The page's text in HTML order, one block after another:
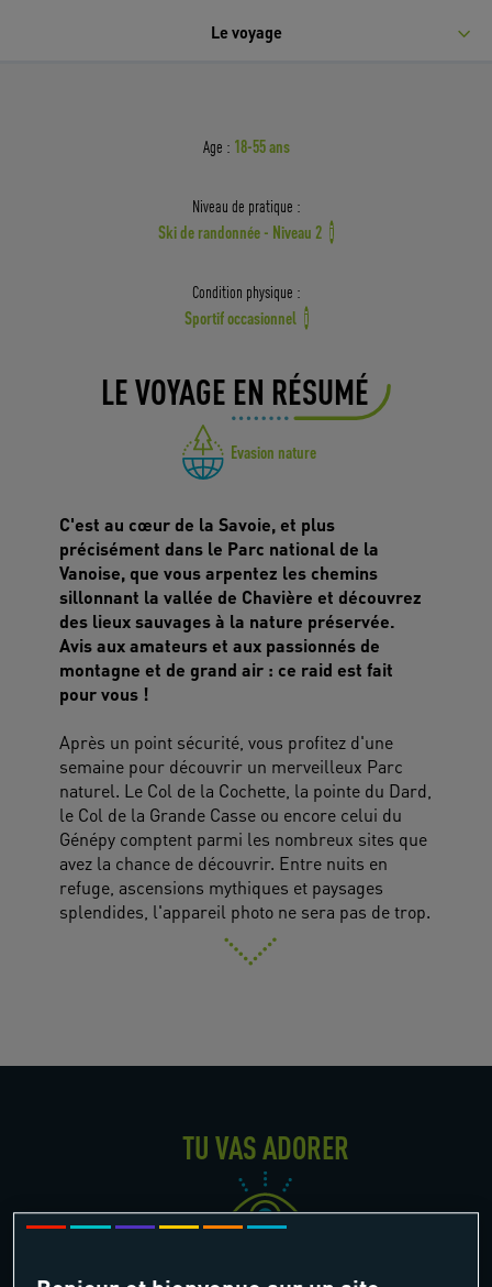
Le voyage
Age : 18-55 ans
Niveau de pratique :
Ski de randonnée - Niveau 2 i
Condition physique :
Sportif occasionnel i
LE VOYAGE EN RÉSUMÉ
Evasion nature
C'est au cœur de la Savoie, et plus
précisément dans le Parc national de la
Vanoise, que vous arpentez les chemins
sillonnant la vallée de Chavière et découvrez
des lieux sauvages à la nature préservée.
Avis aux amateurs et aux passionnés de
montagne et de grand air : ce raid est fait
pour vous !
Après un point sécurité, vous profitez d'une
semaine pour découvrir un merveilleux Parc
naturel. Le Col de la Cochette, la pointe du Dard,
le Col de la Grande Casse ou encore celui du
Génépy comptent parmi les nombreux sites que
avez la chance de découvrir. Entre nuits en
refuge, ascensions mythiques et paysages
splendides, l'appareil photo ne sera pas de trop.
TU VAS ADORER
1 moniteur pour 8